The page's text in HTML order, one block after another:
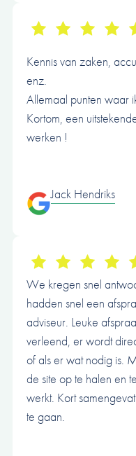
Kennis van zaken,
enz.
Allemaal punten waar
Kortom, een
werken !
Jack Hendriks
We kregen snel
hadden snel een
adviseur. Leuke
verleend, er wordt
of als er wat nodig is.
de site op te halen en
werkt. Kort
te gaan.